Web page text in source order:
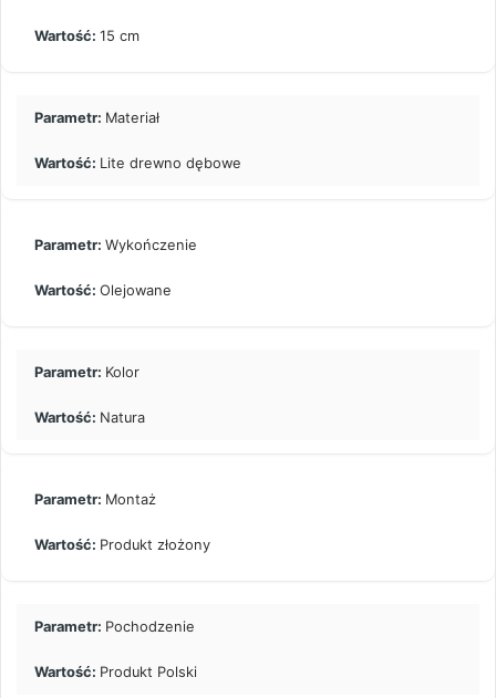
15 cm
Materiał
Lite drewno dębowe
Wykończenie
Olejowane
Kolor
Natura
Montaż
Produkt złożony
Pochodzenie
Produkt Polski